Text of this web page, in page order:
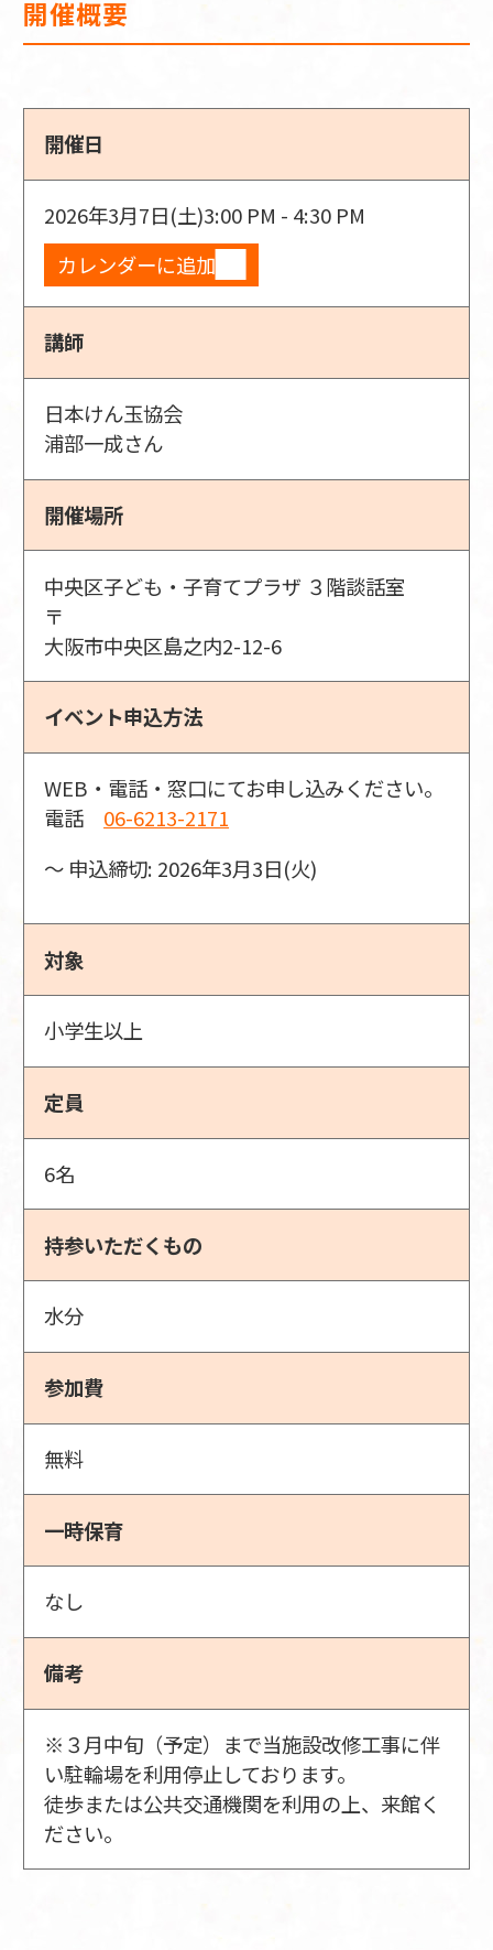
開催概要
開催日
2026年3月7日(土)3:00 PM - 4:30 PM
カレンダーに追加
講師
日本けん玉協会
浦部一成さん
開催場所
中央区子ども・子育てプラザ ３階談話室
〒
大阪市中央区島之内2-12-6
イベント申込方法
WEB・電話・窓口にてお申し込みください。
電話 06-6213-2171
〜 申込締切: 2026年3月3日(火)
対象
小学生以上
定員
6名
持参いただくもの
水分
参加費
無料
一時保育
なし
備考
※３月中旬（予定）まで当施設改修工事に伴
い駐輪場を利用停止しております。
徒歩または公共交通機関を利用の上、来館く
ださい。